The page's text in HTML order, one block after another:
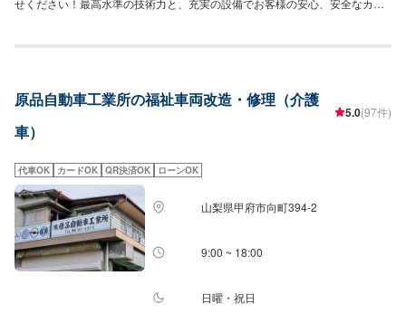
納得いただければ作業開始【4】仕上がり次第納車-パーツ持ち込みについて-
利用ください！【定休日・営業時間】定休日：日曜日、祝日営業時間：
原品自動車工業所の福祉車両改造・修理（介護
車）
5.0(97件)
代車OK カードOK QR決済OK ローンOK
山梨県甲府市向町394-2
9:00 ~ 18:00
日曜・祝日